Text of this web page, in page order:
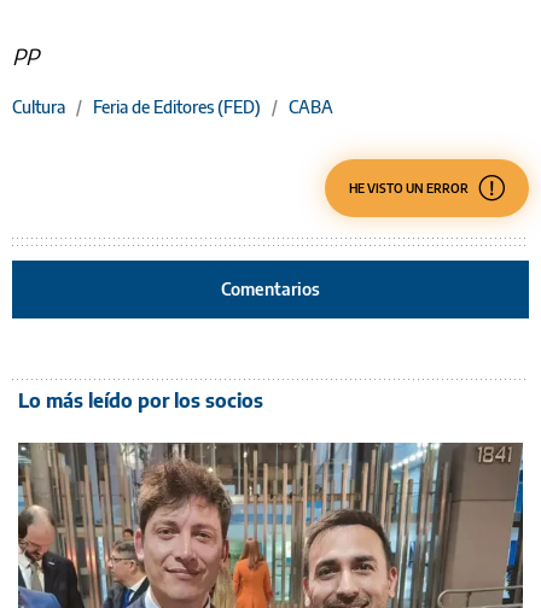
PP
Cultura / Feria de Editores (FED) / CABA
HE VISTO UN ERROR
Comentarios
Lo más leído por los socios